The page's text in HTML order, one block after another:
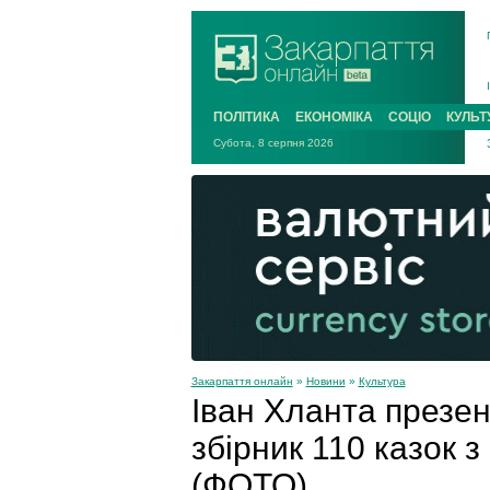
ПОЛІТИКА ЕКОНОМІКА СОЦІО
Субота, 8 серпня 2026
Закарпаття онлайн » Новини » Культура
Іван Хланта
збірник 110 казок